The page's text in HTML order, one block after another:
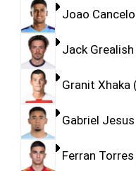
Joao Cancelo
Jack Grealish
Granit Xhaka
Gabriel Jesus
Ferran Torres